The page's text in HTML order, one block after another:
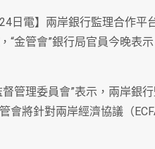
24日電】兩岸銀行監理合作
“金管會”銀行局官員今晚表
督管理委員會”表示，兩岸銀
會將針對兩岸經濟協議（